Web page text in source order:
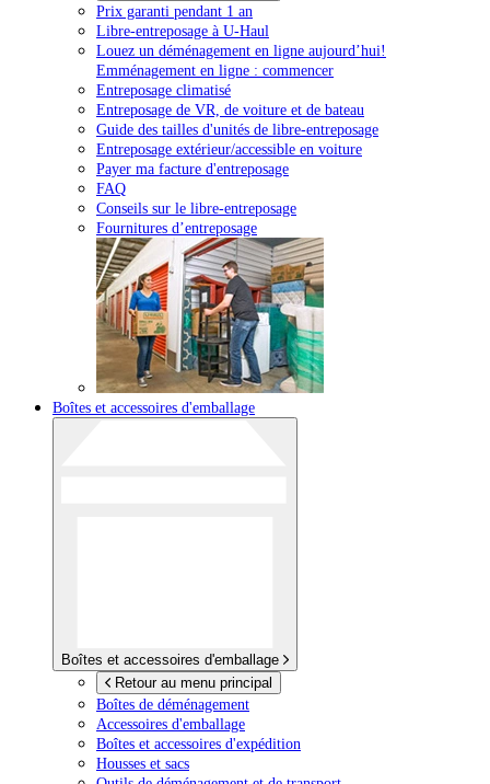
Prix garanti pendant 1 an
Libre-entreposage à U-Haul
Louez un déménagement en ligne aujourd’hui!
Emménagement en ligne : commencer
Entreposage climatisé
Entreposage de VR, de voiture et de bateau
Guide des tailles d'unités de libre-entreposage
Entreposage extérieur/accessible en voiture
Payer ma facture d'entreposage
FAQ
Conseils sur le libre-entreposage
Fournitures d’entreposage
Boîtes et accessoires d'emballage
Boîtes et accessoires d'emballage
Retour au menu principal
Boîtes de déménagement
Accessoires d'emballage
Boîtes et accessoires d'expédition
Housses et sacs